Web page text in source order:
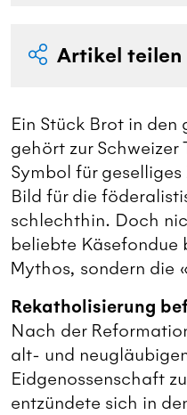
Artikel teilen
Ein Stück Brot in den
gehört zur
Symbol für
Bild für die
schlechthin. Doch
beliebte Käsefondue
Mythos, sondern die
Rekatholisierung
Nach der
alt- und
Eidgenossenschaft
entzündete sich in